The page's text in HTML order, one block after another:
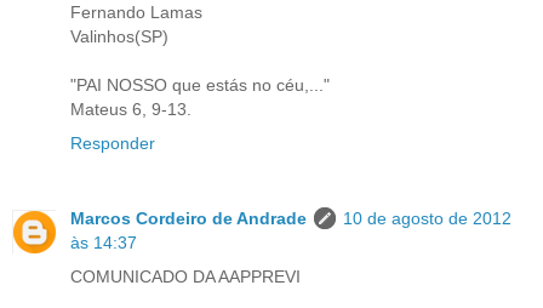
Fernando Lamas
Valinhos(SP)
"PAI NOSSO que estás no céu,..."
Mateus 6, 9-13.
Responder
Marcos Cordeiro de Andrade
10 de agosto de 2012
às 14:37
COMUNICADO DA AAPPREVI